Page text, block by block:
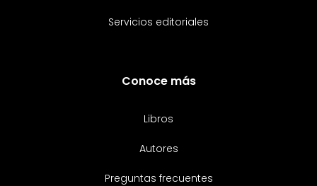
Servicios editoriales
Conoce más
Libros
Autores
Preguntas frecuentes